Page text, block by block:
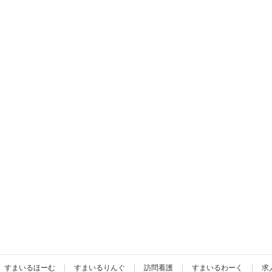
すまいるほーむ すまいるりんぐ 訪問看護 すまいるわーく 求